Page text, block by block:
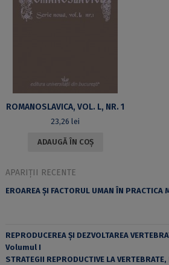
ROMANOSLAVICA, VOL. L, NR. 1
23,26lei
ADAUGĂ ÎN COȘ
APARIȚII RECENTE
EROAREA ȘI FACTORUL UMAN ÎN PRACTICA
REPRODUCEREA ȘI DEZVOLTAREA
Volumul I
STRATEGII REPRODUCTIVE LA